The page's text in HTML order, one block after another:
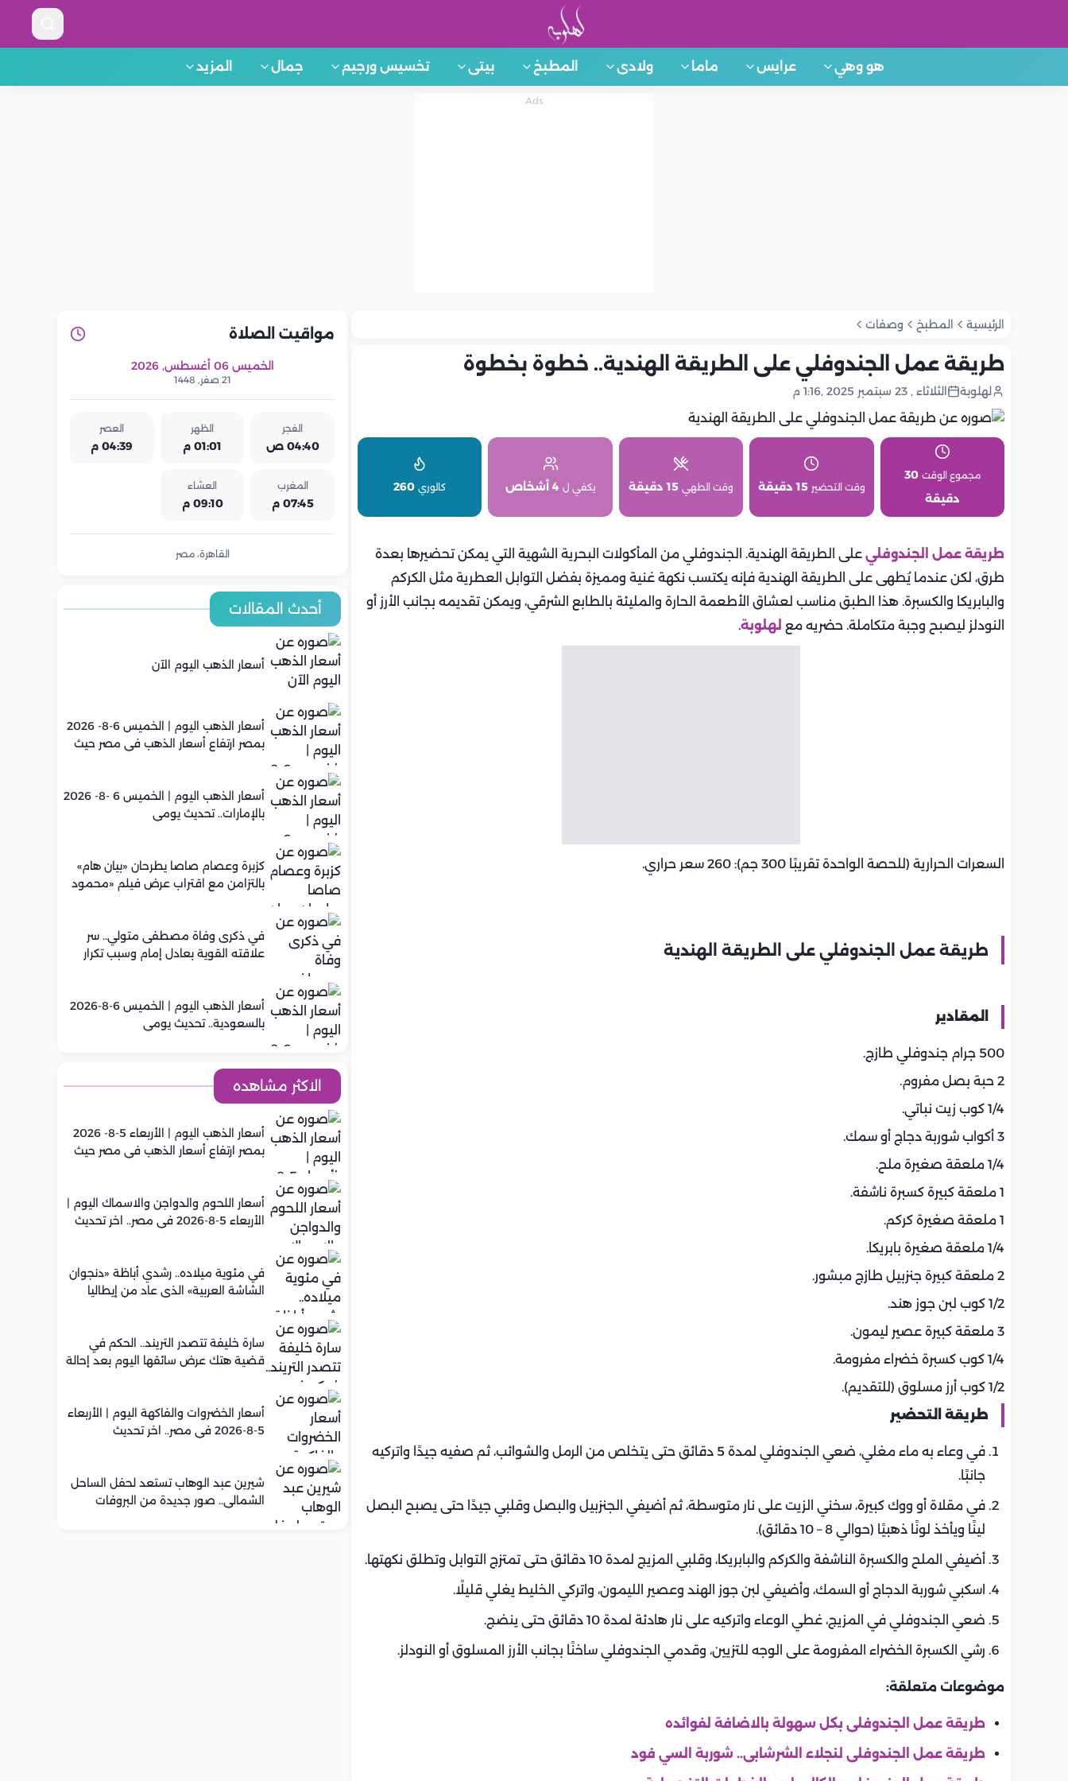
هو وهي عرايس ماما ولادى المطبخ بيتى تخسيس ورجيم جمال المزيد
الرئيسية المطبخ وصفات
طريقة عمل الجندوفلي على الطريقة الهندية.. خطوة بخطوة
لهلوبة الثلاثاء , 23 سبتمبر 2025 ,1:16 م
مجموع الوقت 30
دقيقة
وقت التحضير 15 دقيقة وقت الطهي 15 دقيقة يكفي ل 4 أشخاص كالوري 260
طريقة عمل الجندوفلي على الطريقة الهندية. الجندوفلي من المأكولات البحرية الشهية التي يمكن تحضيرها بعدة
طرق، لكن عندما يُطهى على الطريقة الهندية فإنه يكتسب نكهة غنية ومميزة بفضل التوابل العطرية مثل الكركم
والبابريكا والكسبرة. هذا الطبق مناسب لعشاق الأطعمة الحارة والمليئة بالطابع الشرقي، ويمكن تقديمه بجانب الأرز أو
النودلز ليصبح وجبة متكاملة. حضريه مع لهلوبة.
السعرات الحرارية (للحصة الواحدة تقريبًا 300 جم): 260 سعر حراري.
طريقة عمل الجندوفلي على الطريقة الهندية
المقادير
500 جرام جندوفلي طازج.
2 حبة بصل مفروم.
1/4 كوب زيت نباتي.
3 أكواب شوربة دجاج أو سمك.
1/4 ملعقة صغيرة ملح.
1 ملعقة كبيرة كسبرة ناشفة.
1 ملعقة صغيرة كركم.
1/4 ملعقة صغيرة بابريكا.
2 ملعقة كبيرة جنزبيل طازج مبشور.
1/2 كوب لبن جوز هند.
3 ملعقة كبيرة عصير ليمون.
1/4 كوب كسبرة خضراء مفرومة.
1/2 كوب أرز مسلوق (للتقديم).
طريقة التحضير
في وعاء به ماء مغلي، ضعي الجندوفلي لمدة 5 دقائق حتى يتخلص من الرمل والشوائب، ثم صفيه جيدًا واتركيه
جانبًا.
في مقلاة أو ووك كبيرة، سخني الزيت على نار متوسطة، ثم أضيفي الجنزبيل والبصل وقلبي جيدًا حتى يصبح البصل
لينًا ويأخذ لونًا ذهبيًا (حوالي 8 – 10 دقائق).
أضيفي الملح والكسبرة الناشفة والكركم والبابريكا، وقلبي المزيج لمدة 10 دقائق حتى تمتزج التوابل وتطلق نكهتها.
اسكبي شوربة الدجاج أو السمك، وأضيفي لبن جوز الهند وعصير الليمون، واتركي الخليط يغلي قليلًا.
ضعي الجندوفلي في المزيج، غطي الوعاء واتركيه على نار هادئة لمدة 10 دقائق حتى ينضج.
رشي الكسبرة الخضراء المفرومة على الوجه للتزيين، وقدمي الجندوفلي ساخنًا بجانب الأرز المسلوق أو النودلز.
موضوعات متعلقة:
طريقة عمل الجندوفلى بكل سهولة بالاضافة لفوائده
طريقة عمل الجندوفلى لنجلاء الشرشابى.. شوربة السي فود
مواقيت الصلاة
الخميس 06 أغسطس, 2026
21 صفر, 1448
الفجر
04:40 ص
الظهر
01:01 م
العصر
04:39 م
المغرب
07:45 م
العشاء
09:10 م
القاهرة، مصر
أحدث المقالات
أسعار الذهب اليوم الآن
أسعار الذهب اليوم | الخميس 6-8- 2026
بمصر ارتفاع أسعار الذهب في مصر حيث
أسعار الذهب اليوم | الخميس 6 -8- 2026
بالإمارات.. تحديث يومي
كزبرة وعصام صاصا يطرحان «بيان هام»
بالتزامن مع اقتراب عرض فيلم «محمود
في ذكرى وفاة مصطفى متولي.. سر
علاقته القوية بعادل إمام وسبب تكرار
أسعار الذهب اليوم | الخميس 6-8-2026
بالسعودية.. تحديث يومي
الاكثر مشاهده
أسعار الذهب اليوم | الأربعاء 5-8- 2026
بمصر ارتفاع أسعار الذهب في مصر حيث
أسعار اللحوم والدواجن والاسماك اليوم |
الأربعاء 5-8-2026 في مصر.. اخر تحديث
في مئوية ميلاده.. رشدي أباظة «دنجوان
الشاشة العربية» الذي عاد من إيطاليا
سارة خليفة تتصدر التريند.. الحكم في
قضية هتك عرض سائقها اليوم بعد إحالة
أسعار الخضروات والفاكهة اليوم | الأربعاء
5-8-2026 في مصر.. اخر تحديث
شيرين عبد الوهاب تستعد لحفل الساحل
الشمالي.. صور جديدة من البروفات